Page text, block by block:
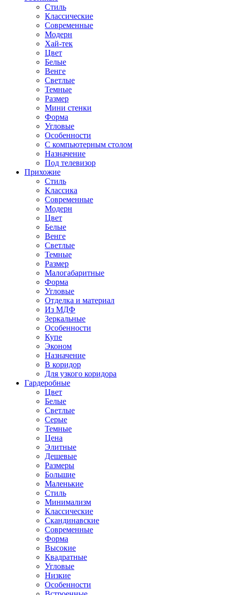
Стиль
Классические
Современные
Модерн
Хай-тек
Цвет
Белые
Венге
Светлые
Темные
Размер
Мини стенки
Форма
Угловые
Особенности
С компьютерным столом
Назначение
Под телевизор
Прихожие
Стиль
Классика
Современные
Модерн
Цвет
Белые
Венге
Светлые
Темные
Размер
Малогабаритные
Форма
Угловые
Отделка и материал
Из МДФ
Зеркальные
Особенности
Купе
Эконом
Назначение
В коридор
Для узкого коридора
Гардеробные
Цвет
Белые
Светлые
Серые
Темные
Цена
Элитные
Дешевые
Размеры
Большие
Маленькие
Стиль
Минимализм
Классические
Скандинавские
Современные
Форма
Высокие
Квадратные
Угловые
Низкие
Особенности